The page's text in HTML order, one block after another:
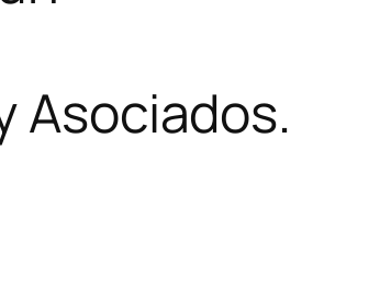
Asociados.